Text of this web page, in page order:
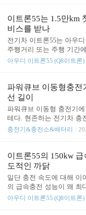
이 오른 구간을 피해 쓰는
경요금, 연료비조정요금
가 ..
울에는 히터 빵빵하게 틀
고속도로에서 80~90km/h
인적으론 가장 전비가 좋
르막 40%+내리막 40% 정
균 결과인데, 7.4kWh에서
도 했다. 13.1kWh면 완충
내리막이 있으면 방전된
이트론55는 1.5만km
비스를 받나
전기차 이트론55는 아우
주행거리 또는 주행 기간
조치를 해 준다. 이트론55
MW가 2천km가 남았을
아우디는 대략
다. 정기점검 받아야 한다
점검을 해 준다. 1.5만km
반 시각 체크), 공기정화
동축(배터리) 냉각수 카트
많이 늦다. 미세먼지가 걱
는1.5만km 사..
아우디 이트론55 (Q8이트론)
파워큐브 이동형충전
선 길이
파워큐브 이동형 충전기
테다. 현존하는 전기차 충
저렴. 물론 이동형 기기값
큰 의미가 없다. 무조건
면, 기본료로 비싼 데서 충
다만 파워큐브는 일반 주
충 후에도 차를 뺄 필요가
절약을 위해 과감히 선택
동주택 전기를 개인이 임
충전기&충전소&배터리
이트론55의 150kw
도적인 까닭
일단 충전 속도에 대해 이
의 급속충전 성능이 왜 최
있다. 모르겠으면 앞서 올
아우디 이트론55 (Q8이트론)